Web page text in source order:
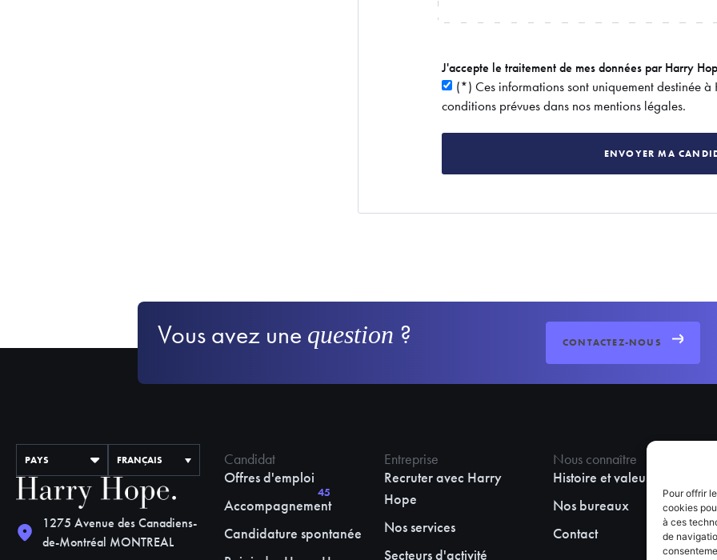
Pour offrir
cookies
à ces
de
J'accepte le traitement de mes données par Harry
(*) Ces informations sont uniquement destinée
conditions prévues dans nos mentions légales.
ENVOYER MA
Vous avez une question ? CONTACTEZ-NOUS
PAYS FRANÇAIS
1275 Avenue des Canadiens-
de-Montréal MONTREAL
Candidat
Offres d'emploi
Accompagnement
Candidature spontanée
45
Entreprise
Recruter avec Harry
Hope
Nos services
Secteurs d'activité
Nous connaître
Histoire et valeurs
Nos bureaux
Contact